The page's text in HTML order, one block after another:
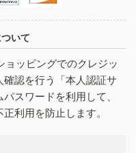
いて
ョッピングでのクレジッ
確認を行う「本人認証サ
スワードを利用して、
利用を防止します。